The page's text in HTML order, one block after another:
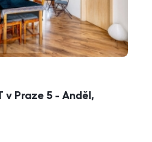
v Praze 5 - Anděl,